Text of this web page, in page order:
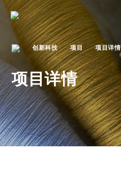
创新科技 项目 项目详情
项目详情